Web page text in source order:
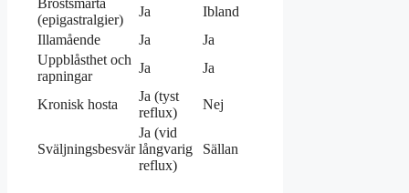
Bröstsmärta
(epigastralgier)
Ja
Ibland
Illamående
Ja
Ja
Uppblåsthet och
rapningar
Ja Ja
Kronisk hosta
Ja (tyst
reflux)
Nej
Sväljningsbesvär
Ja (vid
långvarig
reflux)
Sällan